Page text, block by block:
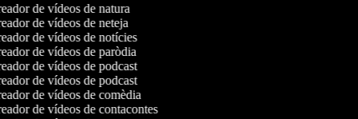
de vídeos de natura
de vídeos de neteja
de vídeos de notícies
de vídeos de paròdia
de vídeos de podcast
de vídeos de podcast
de vídeos de comèdia
de vídeos de contacontes